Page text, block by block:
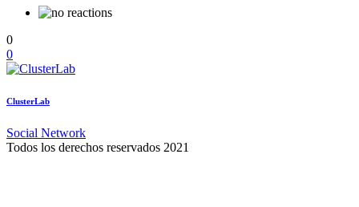
0
0
ClusterLab
Social Network
Todos los derechos reservados 2021